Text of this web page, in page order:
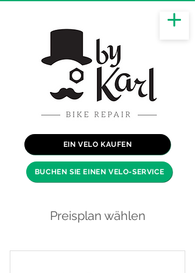
BUCHEN SIE EINEN VELO-SERVICE
EIN VELO KAUFEN
Preisplan wählen